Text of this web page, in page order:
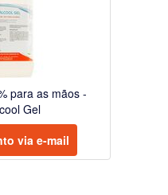
para as mãos -
Gel
via e-mail